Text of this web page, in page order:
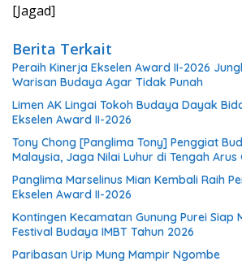
[Jagad]
Berita Terkait
Peraih Kinerja Ekselen Award II-2026
Warisan Budaya Agar Tidak Punah
Limen AK Lingai Tokoh Budaya Dayak
Ekselen Award II-2026
Tony Chong [Panglima Tony] Penggiat
Malaysia, Jaga Nilai Luhur di Tengah Arus
Panglima Marselinus Mian Kembali Raih
Ekselen Award II-2026
Kontingen Kecamatan Gunung Purei Siap
Festival Budaya IMBT Tahun 2026
Paribasan Urip Mung Mampir Ngombe